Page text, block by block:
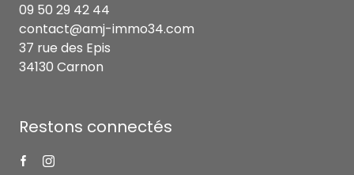
09 50 29 42 44
contact@amj-immo34.com
37 rue des Epis
34130 Carnon
Restons connectés